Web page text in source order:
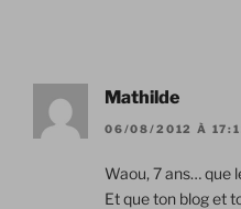
Mathilde
06/08/2012 À
Waou, 7 ans… que
Et que ton blog et